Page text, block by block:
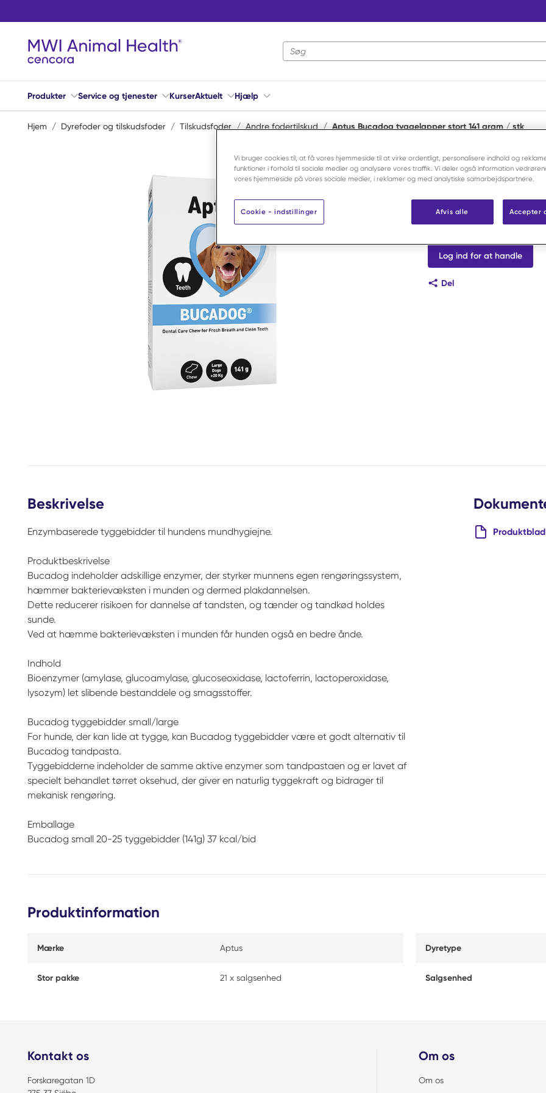
Webstedssøgning
Produkter Service og tjenester KurserAktuelt Hjælp
Hjem / Dyrefoder og tilskudsfoder / Tilskudsfoder / Andre fodertilskud / Aptus Bucadog tyggelapper stort 141 gram / stk
Aptus
Aptus
141 gram /
Log ind for at handle
Del
Beskrivelse
Enzymbaserede tyggebidder til hundens mundhygiejne.
Produktbeskrivelse
Bucadog indeholder adskillige enzymer, der styrker munnens egen rengøringssystem,
hæmmer bakterievæksten i munden og dermed plakdannelsen.
Dette reducerer risikoen for dannelse af tandsten, og tænder og tandkød holdes
sunde.
Ved at hæmme bakterievæksten i munden får hunden også en bedre ånde.
Indhold
Bioenzymer (amylase, glucoamylase, glucoseoxidase, lactoferrin, lactoperoxidase,
lysozym) let slibende bestanddele og smagsstoffer.
Bucadog tyggebidder small/large
For hunde, der kan lide at tygge, kan Bucadog tyggebidder være et godt alternativ til
Bucadog tandpasta.
Tyggebidderne indeholder de samme aktive enzymer som tandpastaen og er lavet af
specielt behandlet tørret oksehud, der giver en naturlig tyggekraft og bidrager til
mekanisk rengøring.
Emballage
Bucadog small 20-25 tyggebidder (141g) 37 kcal/bid
Produktblad
Produktinformation
Mærke Aptus Dyretype
Stor pakke 21 x salgsenhed Salgsenhed
Kontakt os
Forskaregatan 1D
Om os
Om os
Vi bruger cookies til, at få vores hjemmeside til at virke ordentligt, personalisere indhold og
funktioner i forhold til sociale medier og analysere vores traffik. Vi deler også information
vores hjemmeside på vores sociale medier, i reklamer og med analytiske samarbejdspartnere.
Afvis alle Accepter
Cookie - indstillinger